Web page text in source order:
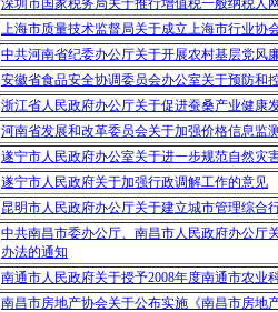
深圳市国家税务局关于推行增值税一般纳税人
上海市质量技术监督局关于成立上海市行业协
中共河南省纪委办公厅关于开展农村基层党风
安徽省食品安全协调委员会办公室关于预防和
浙江省人民政府办公厅关于促进蚕桑产业健康
河南省发展和改革委员会关于加强价格信息监
遂宁市人民政府办公室关于进一步规范自然灾
遂宁市人民政府关于加强行政调解工作的意见
昆明市人民政府办公厅关于建立城市管理综合
中共南昌市委办公厅、南昌市人民政府办公厅
办法的通知
南通市人民政府关于授予2008年度南通市农业
南昌市房地产协会关于公布实施《南昌市房地